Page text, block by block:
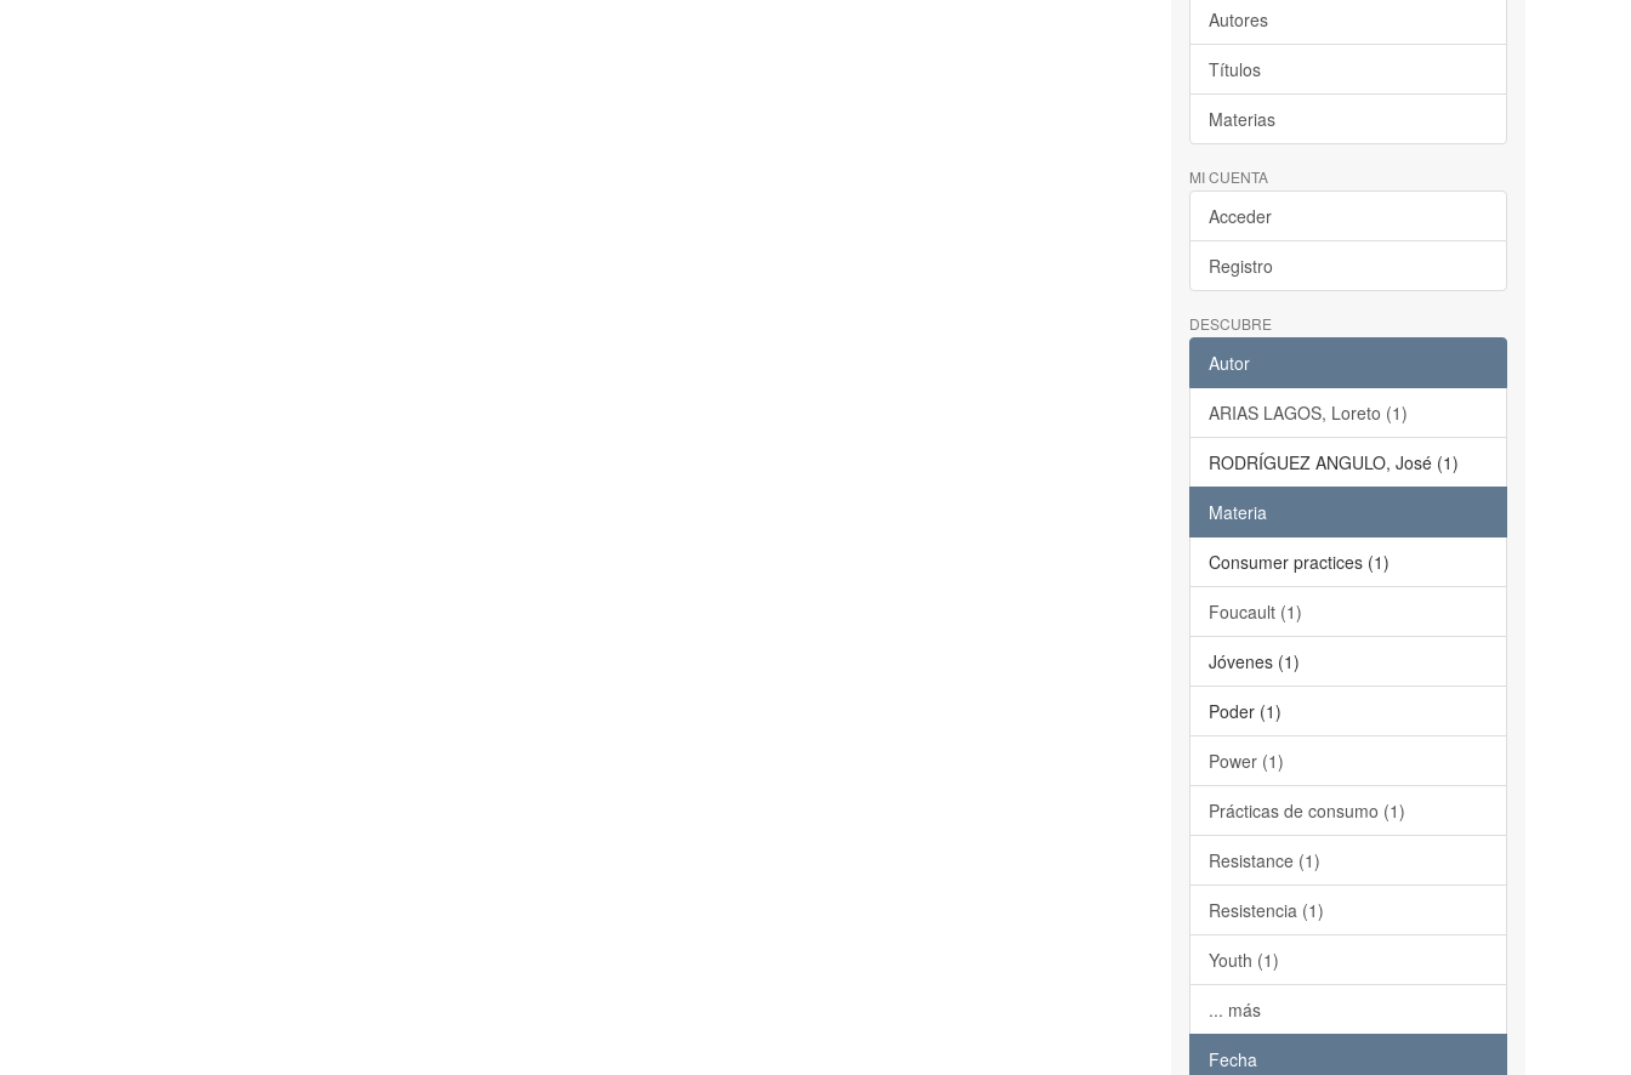
Autores
Títulos
Materias
MI CUENTA
Acceder
Registro
DESCUBRE
Autor
ARIAS LAGOS, Loreto (1)
RODRÍGUEZ ANGULO, José (1)
Materia
Consumer practices (1)
Foucault (1)
Jóvenes (1)
Poder (1)
Power (1)
Prácticas de consumo (1)
Resistance (1)
Resistencia (1)
Youth (1)
... más
Fecha